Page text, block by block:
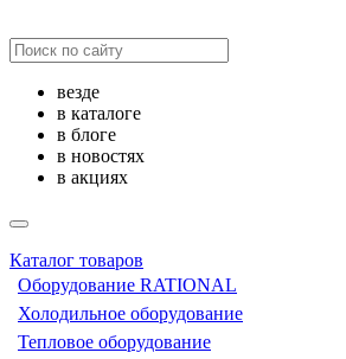
везде
в каталоге
в блоге
в новостях
в акциях
Каталог товаров
Оборудование RATIONAL
Холодильное оборудование
Тепловое оборудование